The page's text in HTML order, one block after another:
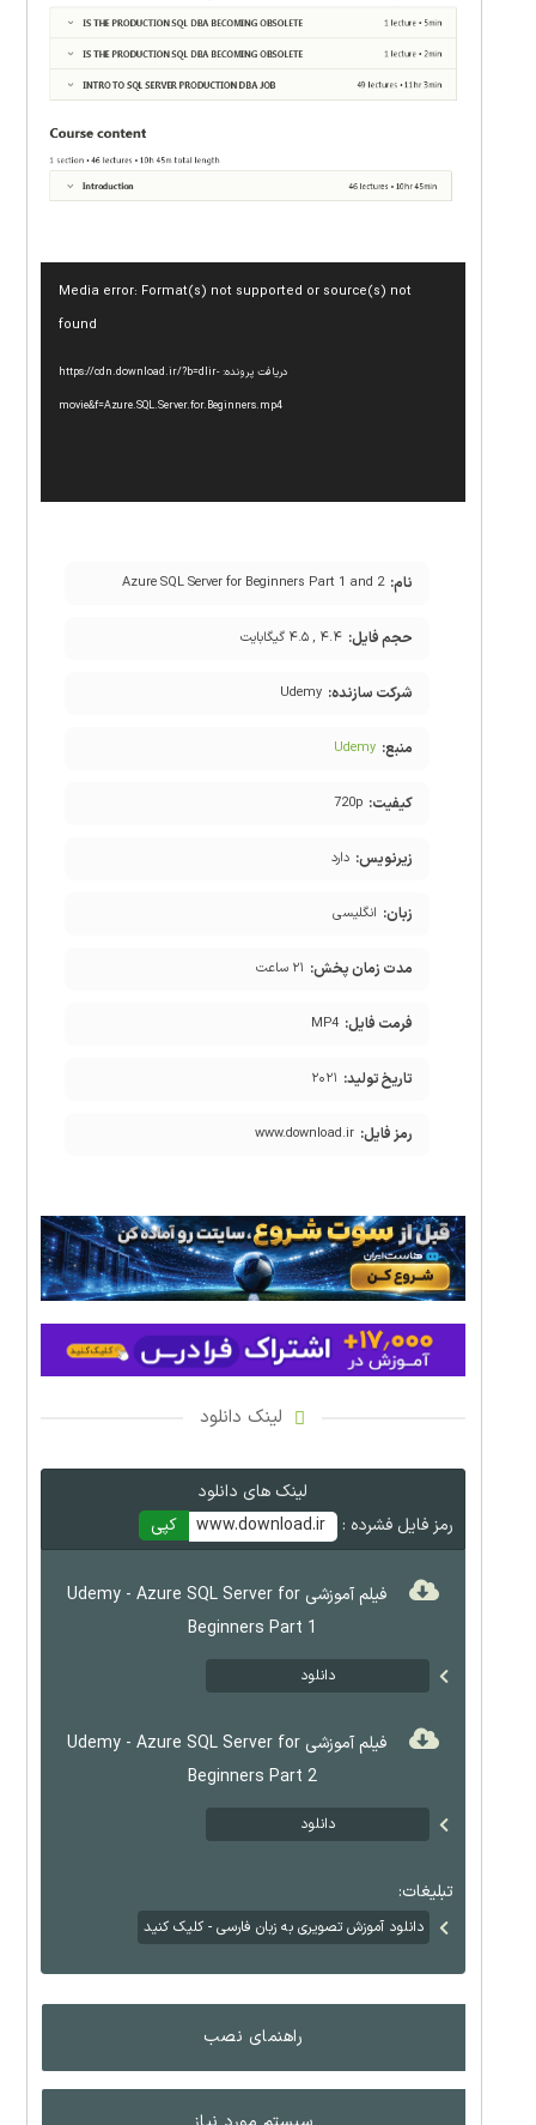
Media error: Format(s) not supported or source(s) not
found
دریافت پرونده: https://cdn.download.ir/?b=dlir-
movie&f=Azure.SQL.Server.for.Beginners.mp4
نام: Azure SQL Server for Beginners Part 1 and 2
حجم فایل: ۴.۴ , ۴.۵ گیگابایت
شرکت سازنده: Udemy
منبع: Udemy
کیفیت: 720p
زیرنویس: دارد
زبان: انگلیسی
مدت زمان پخش: ۲۱ ساعت
فرمت فایل: MP4
تاریخ تولید: ۲۰۲۱
رمز فایل: www.download.ir
لینک دانلود
لینک های دانلود
رمز فایل فشرده :
www.download.ir کپی
فیلم آموزشی Udemy - Azure SQL Server for
Beginners Part 1
دانلود
فیلم آموزشی Udemy - Azure SQL Server for
Beginners Part 2
دانلود
تبلیغات:
دانلود آموزش تصویری به زبان فارسی - کلیک کنید
راهنمای نصب